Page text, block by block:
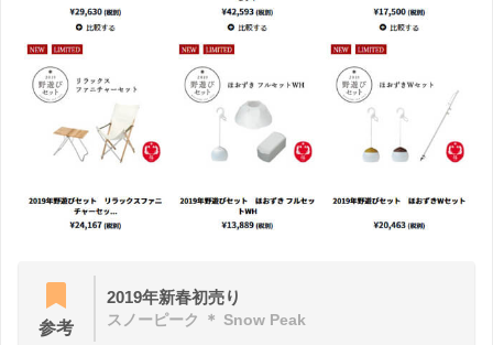
参考
2019年新春初売り
スノーピーク ＊ Snow Peak